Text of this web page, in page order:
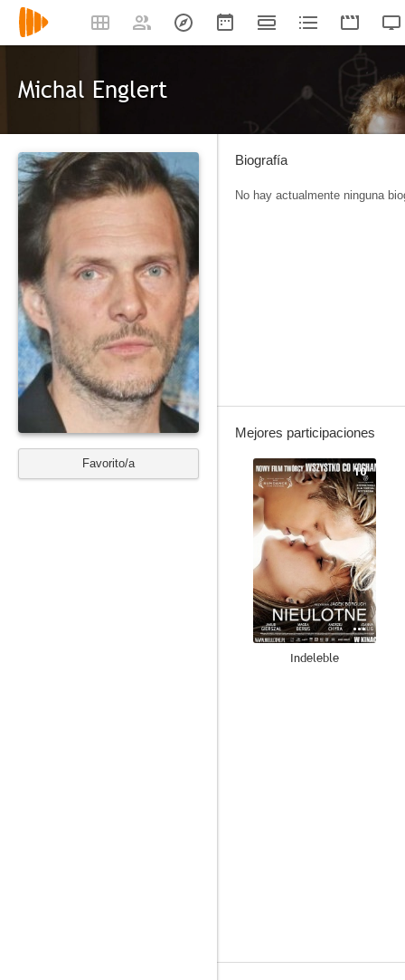
Michal Englert
Favorito/a
Biografía
No hay actualmente ninguna
Mejores participaciones
10
Indeleble